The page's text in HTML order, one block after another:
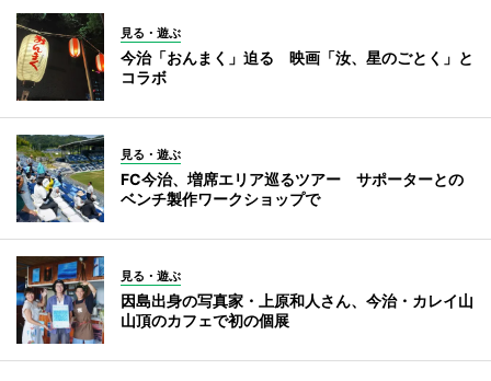
見る・遊ぶ
今治「おんまく」迫る 映画「汝、星のごとく」と
コラボ
見る・遊ぶ
FC今治、増席エリア巡るツアー サポーターとの
ベンチ製作ワークショップで
見る・遊ぶ
因島出身の写真家・上原和人さん、今治・カレイ山
山頂のカフェで初の個展